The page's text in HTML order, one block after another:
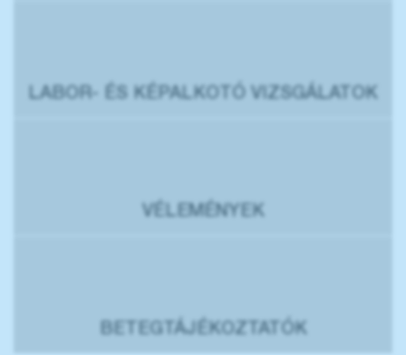
LABOR- ÉS KÉPALKOTÓ VIZSGÁLATOK
VÉLEMÉNYEK
BETEGTÁJÉKOZTATÓK